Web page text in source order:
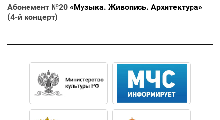
Абонемент №20 «Музыка. Живопись. Архитектура»
(4-й концерт)